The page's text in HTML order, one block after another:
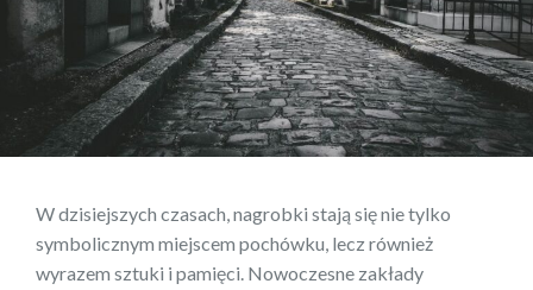
W dzisiejszych czasach, nagrobki stają się nie tylko
symbolicznym miejscem pochówku, lecz również
wyrazem sztuki i pamięci. Nowoczesne zakłady